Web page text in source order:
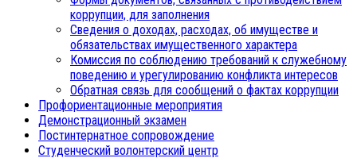
коррупции, для заполнения
Сведения о доходах, расходах, об имуществе и
обязательствах имущественного характера
Комиссия по соблюдению требований к служебному
поведению и урегулированию конфликта интересов
Обратная связь для сообщений о фактах коррупции
Профориентационные мероприятия
Демонстрационный экзамен
Постинтернатное сопровождение
Студенческий волонтерский центр